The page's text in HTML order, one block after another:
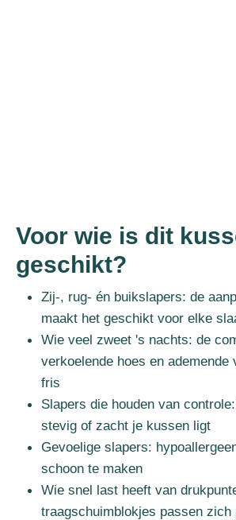
Voor wie is dit
geschikt?
Zij-, rug- én buikslapers: de
maakt het geschikt voor elke
Wie veel zweet 's nachts: de
verkoelende hoes en ademende
fris
Slapers die houden van
stevig of zacht je kussen ligt
Gevoelige slapers:
schoon te maken
Wie snel last heeft van
traagschuimblokjes passen zich